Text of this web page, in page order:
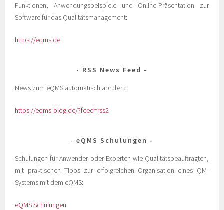
Funktionen, Anwendungsbeispiele und Online-Präsentation zur
Software für das Qualitätsmanagement:
https://eqms.de
RSS News Feed
News zum eQMS automatisch abrufen:
https://eqms-blog.de/?feed=rss2
eQMS Schulungen
Schulungen für Anwender oder Experten wie Qualitätsbeauftragten,
mit praktischen Tipps zur erfolgreichen Organisation eines QM-
Systems mit dem eQMS:
eQMS Schulungen